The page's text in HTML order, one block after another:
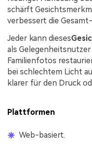
schärft
verbessert die
Jeder kann dieses
als
Familienfotos
bei schlechtem Licht
klarer für den Druck
Plattformen
Web-basiert.